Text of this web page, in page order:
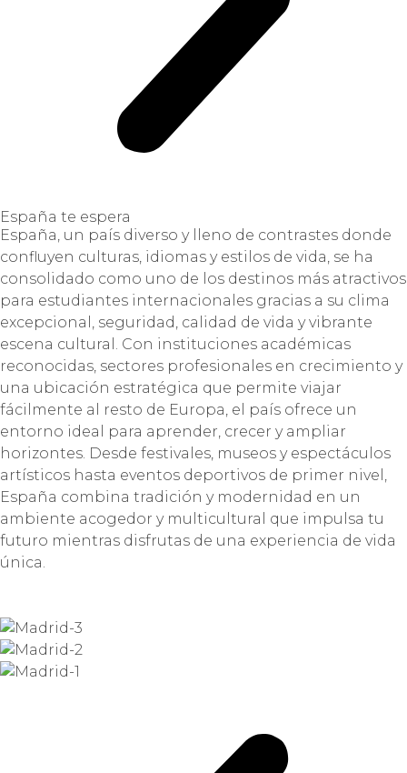
España te espera
España, un país diverso y lleno de contrastes donde
confluyen culturas, idiomas y estilos de vida, se ha
consolidado como uno de los destinos más atractivos
para estudiantes internacionales gracias a su clima
excepcional, seguridad, calidad de vida y vibrante
escena cultural. Con instituciones académicas
reconocidas, sectores profesionales en crecimiento y
una ubicación estratégica que permite viajar
fácilmente al resto de Europa, el país ofrece un
entorno ideal para aprender, crecer y ampliar
horizontes. Desde festivales, museos y espectáculos
artísticos hasta eventos deportivos de primer nivel,
España combina tradición y modernidad en un
ambiente acogedor y multicultural que impulsa tu
futuro mientras disfrutas de una experiencia de vida
única.